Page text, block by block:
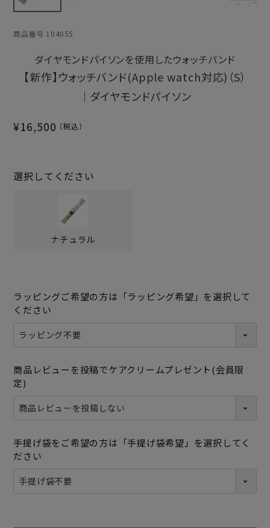
商品番号 104055
ダイヤモンドパイソンを使用したウォッチバンド
【新作】ウォッチバンド(Apple watch対応)（S）
｜ダイヤモンドパイソン
¥16,500
選択してください
ナチュラル
ラッピングご希望の方は「ラッピング希望」を選択して
ください
商品レビューを投稿でケアクリームプレゼント(会員限
定)
手提げ袋をご希望の方は「手提げ袋希望」を選択してく
ださい